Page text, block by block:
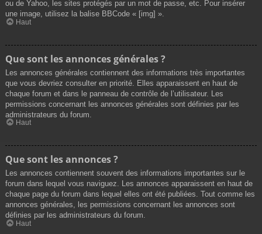
ou de Yahoo, les sites protégés par un mot de passe, etc. Pour insérer
une image, utilisez la balise BBCode « [img] ».
Haut
Que sont les annonces générales ?
Les annonces générales contiennent des informations très importantes
que vous devriez consulter en priorité. Elles apparaissent en haut de
chaque forum et dans le panneau de contrôle de l’utilisateur. Les
permissions concernant les annonces générales sont définies par les
administrateurs du forum.
Haut
Que sont les annonces ?
Les annonces contiennent souvent des informations importantes sur le
forum dans lequel vous naviguez. Les annonces apparaissent en haut de
chaque page du forum dans lequel elles ont été publiées. Tout comme les
annonces générales, les permissions concernant les annonces sont
définies par les administrateurs du forum.
Haut